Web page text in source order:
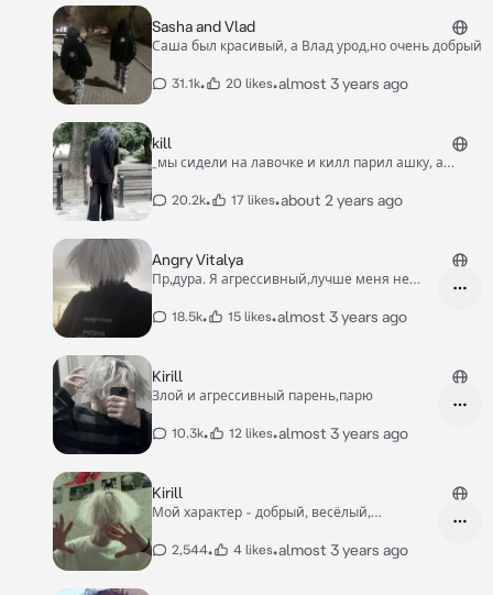
Sasha and Vlad
Саша был красивый, а Влад урод,но очень добрый
31.1k• 20 likes•almost 3 years ago
kill
_мы сидели на лавочке и килл парил ашку, а
20.2k• 17 likes•about 2 years ago
Angry Vitalya
Пр,дура. Я агрессивный,лучше меня не
18.5k• 15 likes•almost 3 years ago
Kirill
Злой и агрессивный парень,парю
10.3k• 12 likes•almost 3 years ago
Kirill
Мой характер - добрый, весёлый,
живёт на 7 этаже
2,544• 4 likes•almost 3 years ago